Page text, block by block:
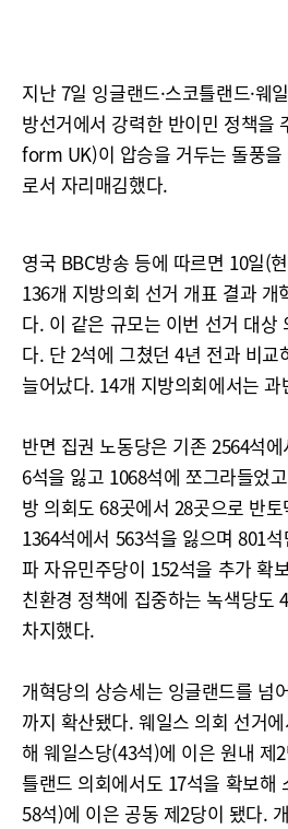
지난 7일 잉글랜드·스코틀랜드·웨
방선거에서 강력한 반이민 정책을
form UK)이 압승을 거두는 돌풍을
로서 자리매김했다.
영국 BBC방송 등에 따르면 10일(
136개 지방의회 선거 개표 결과 개
다. 이 같은 규모는 이번 선거 대상
다. 단 2석에 그쳤던 4년 전과 비교
늘어났다. 14개 지방의회에서는
반면 집권 노동당은 기존 2564석
6석을 잃고 1068석에 쪼그라들었
방 의회도 68곳에서 28곳으로 반
1364석에서 563석을 잃으며 801
파 자유민주당이 152석을 추가 확
친환경 정책에 집중하는 녹색당도
차지했다.
개혁당의 상승세는 잉글랜드를 넘
까지 확산됐다. 웨일스 의회 선거
해 웨일스당(43석)에 이은 원내 제
틀랜드 의회에서도 17석을 확보해
58석)에 이은 공동 제2당이 됐다.